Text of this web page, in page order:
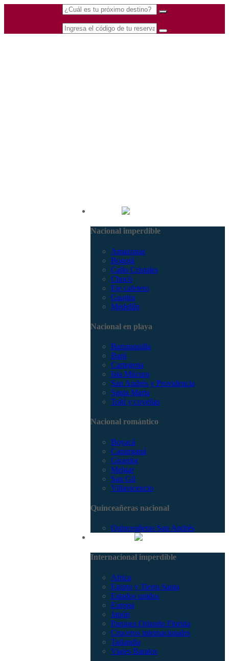
Nacional imperdible
Amazonas
Bogotá
Caño Cristales
Chocó
Eje cafetero
Guajira
Medellín
Nacional en playa
Barranquilla
Barú
Cartagena
Isla Múcura
San Andrés y Providencia
Santa Marta
Tolú y coveñas
Nacional romántico
Boyacá
Capurganá
Girardot
Melgar
San Gil
Villavicencio
Quinceañeras nacional
Quinceañeras San Andrés
Internacional imperdible
Africa
Egipto y Tierra Santa
Estados unidos
Europa
Japón
Parques Orlando Florida
Cruceros internacionales
Tailandia
Viajes Baratos